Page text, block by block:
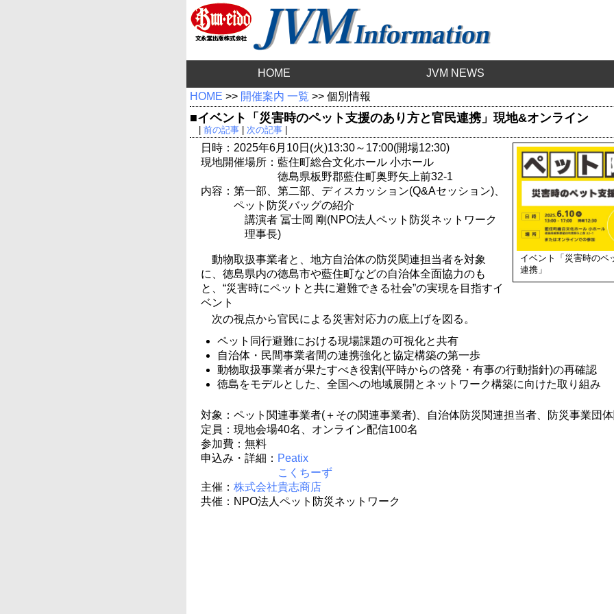
HOME JVM NEWS
HOME >> 開催案内 一覧 >> 個別情報
■イベント「災害時のペット支援のあり方と官民連携」現地&オンライン
前の記事| 次の記事|
イベント「災害時のペ
連携」
日時：2025年6月10日(火)13:30～17:00(開場12:30)
現地開催場所：藍住町総合文化ホール 小ホール
徳島県板野郡藍住町奥野矢上前32-1
内容：第一部、第二部、ディスカッション(Q&Aセッション)、
ペット防災バッグの紹介
講演者 冨士岡 剛(NPO法人ペット防災ネットワーク
理事長)
動物取扱事業者と、地方自治体の防災関連担当者を対象
に、徳島県内の徳島市や藍住町などの自治体全面協力のも
と、“災害時にペットと共に避難できる社会”の実現を目指すイ
ベント
次の視点から官民による災害対応力の底上げを図る。
ペット同行避難における現場課題の可視化と共有
自治体・民間事業者間の連携強化と協定構築の第一歩
動物取扱事業者が果たすべき役割(平時からの啓発・有事の行動指針)の再確認
徳島をモデルとした、全国への地域展開とネットワーク構築に向けた取り組み
対象：ペット関連事業者(＋その関連事業者)、自治体防災関連担当者、防災事業団
定員：現地会場40名、オンライン配信100名
参加費：無料
申込み・詳細： Peatix
こくちーず
主催： 株式会社貴志商店
共催：NPO法人ペット防災ネットワーク